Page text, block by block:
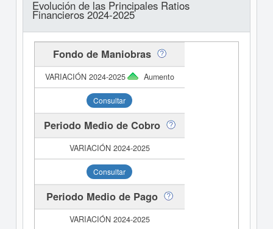
Evolución de las Principales Ratios
Financieros 2024-2025
Fondo de Maniobras
Aumento
Consultar
Periodo Medio de Cobro
Consultar
Periodo Medio de Pago